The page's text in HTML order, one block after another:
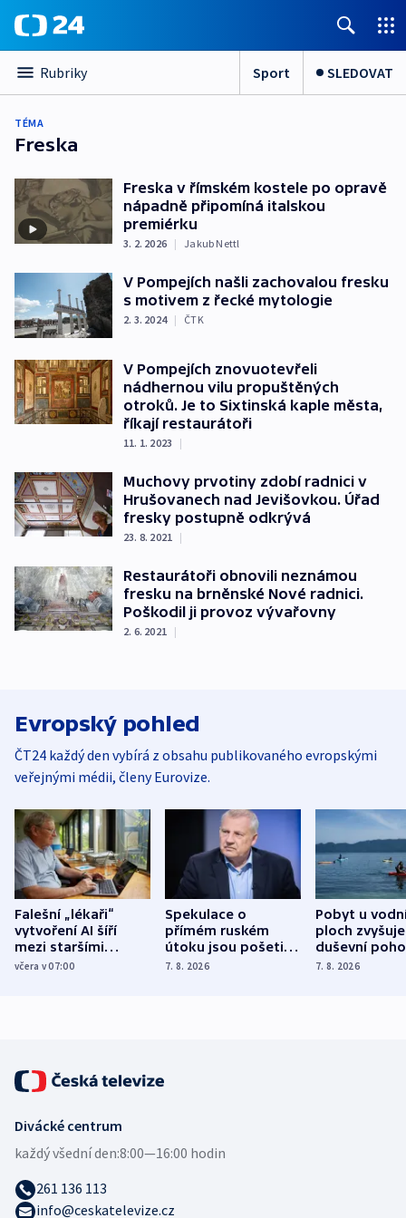
Rubriky Sport SLEDOVAT
TÉMA
Freska
Freska v římském kostele po opravě
nápadně připomíná italskou
premiérku
3. 2. 2026 | Jakub Nettl
V Pompejích našli zachovalou fresku
s motivem z řecké mytologie
2. 3. 2024 | ČTK
V Pompejích znovuotevřeli
nádhernou vilu propuštěných
otroků. Je to Sixtinská kaple města,
říkají restaurátoři
11. 1. 2023 |
Muchovy prvotiny zdobí radnici v
Hrušovanech nad Jevišovkou. Úřad
fresky postupně odkrývá
23. 8. 2021 |
Restaurátoři obnovili neznámou
fresku na brněnské Nové radnici.
Poškodil ji provoz vývařovny
2. 6. 2021 |
Evropský pohled
ČT24 každý den vybírá z obsahu publikovaného evropskými
veřejnými médii, členy Eurovize.
Falešní „lékaři“
vytvoření AI šíří
mezi staršími
Poláky nebezpečné
včera v 07:00
Spekulace o
přímém ruském
útoku jsou pošetilé,
míní estonský
7. 8. 2026
Pobyt u
ploch zvyšuje
duševní
ukázala
7. 8. 2026
Divácké centrum
každý všední den:8:00—16:00 hodin
261 136 113
info@ceskatelevize.cz